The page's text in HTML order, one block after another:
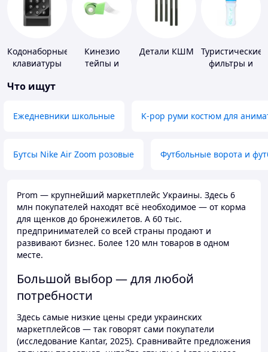
Кодонаборные
клавиатуры
Кинезио
тейпы и
Детали КШМ
Туристические
фильтры и
Что ищут
Ежедневники школьные K-pop руми костюм для
Бутсы Nike Air Zoom розовые Футбольные ворота и
Prom — крупнейший маркетплейс Украины. Здесь 6
млн покупателей находят всё необходимое — от корма
для щенков до бронежилетов. А 60 тыс.
предпринимателей со всей страны продают и
развивают бизнес. Более 120 млн товаров в одном
месте.
Большой выбор — для любой
потребности
Здесь самые низкие цены среди украинских
маркетплейсов — так говорят сами покупатели
(исследование Kantar, 2025). Сравнивайте предложения